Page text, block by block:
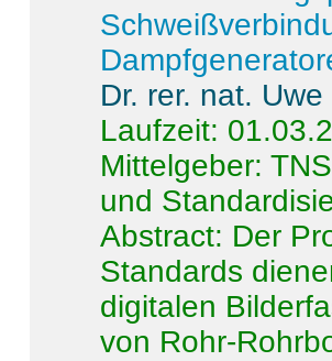
Dr. rer. nat.
Laufzeit:
Mittelgeber:
und
Abstract: Der
Standards
digitalen
von Rohr-